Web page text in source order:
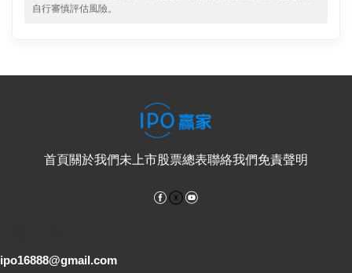
自行審慎評估風險。
首頁關於我們未上市股票總表聯絡我們免責聲明
Facebook
ipo16888@gmail.com